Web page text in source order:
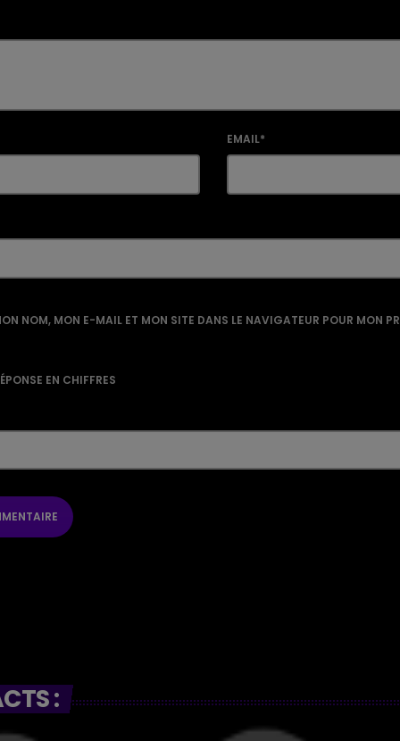
EMAIL*
NOM, MON E-MAIL ET MON SITE DANS LE NAVIGATEUR POUR MON
EN CHIFFRES
: